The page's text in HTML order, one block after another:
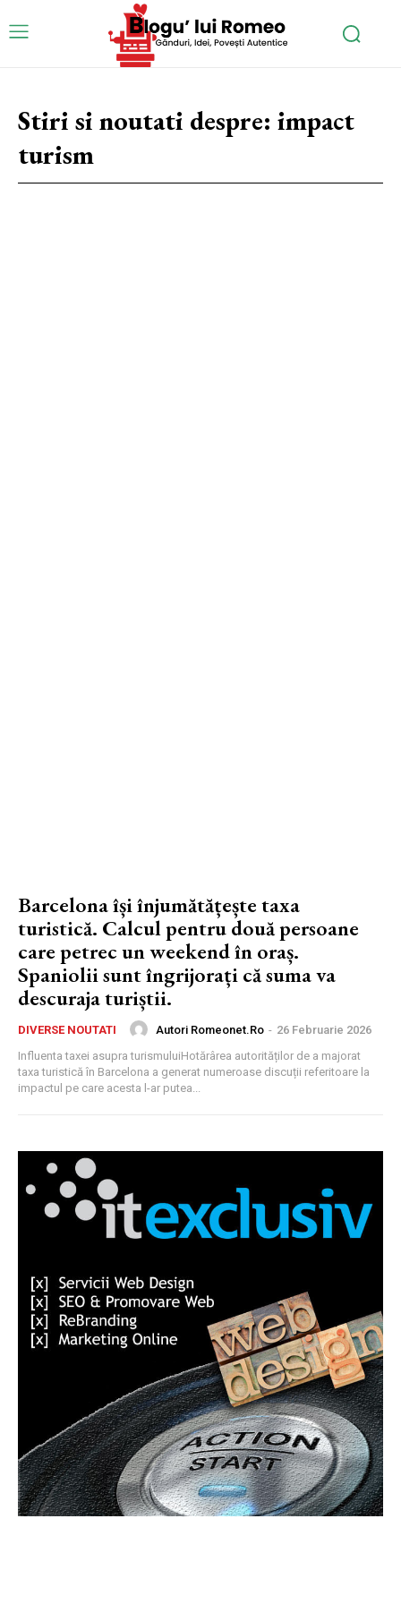
Stiri si noutati despre: impact
turism
Barcelona își înjumătățește taxa
turistică. Calcul pentru două persoane
care petrec un weekend în oraș.
Spaniolii sunt îngrijorați că suma va
descuraja turiștii.
DIVERSE NOUTATI Autori Romeonet.ro - 26 Februarie 2026
Influenta taxei asupra turismuluiHotărârea autorităților de a majorat
taxa turistică în Barcelona a generat numeroase discuții referitoare la
impactul pe care acesta l-ar putea...